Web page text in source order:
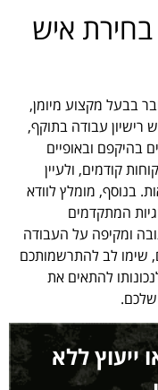
איש
בבעל מקצוע מיומן,
רישיון עבודה בתוקף,
בהיקפם ובאופיים
קודמים, ולעיין
בנוסף, מומלץ לוודא
המתקדמים
ומקיפה על העבודה
שימו לב להתרשמותכם
להתאים את
שלכם.
ללא